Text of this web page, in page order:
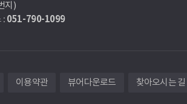
지)
: 051-790-1099
이용약관 뷰어다운로드 찾아오시는 길